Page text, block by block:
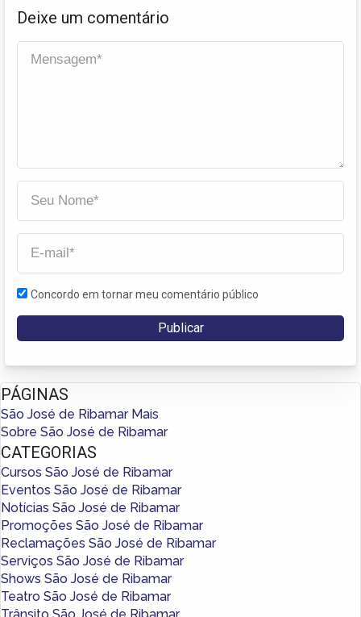
Deixe um comentário
Concordo em tornar meu comentário público
PÁGINAS
São José de Ribamar Mais
Sobre São José de Ribamar
CATEGORIAS
Cursos São José de Ribamar
Eventos São José de Ribamar
Notícias São José de Ribamar
Promoções São José de Ribamar
Reclamações São José de Ribamar
Serviços São José de Ribamar
Shows São José de Ribamar
Teatro São José de Ribamar